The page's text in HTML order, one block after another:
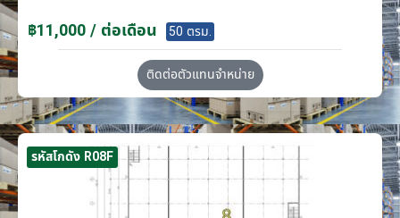
฿11,000 / ต่อเดือน 50 ตรม.
ติดต่อตัวแทนจำหน่าย
รหัสโกดัง R08F